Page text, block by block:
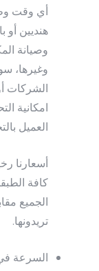
أي وقت
هنديين أو
وصيانة
وغيرها،
الشركات
امكانية
العميل
أسعارنا
كافة
الجميع
تريدونها.
السرعة في